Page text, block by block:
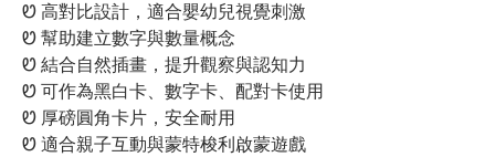
Ꮼ 高對比設計，適合嬰幼兒視覺刺激
Ꮼ 幫助建立數字與數量概念
Ꮼ 結合自然插畫，提升觀察與認知力
Ꮼ 可作為黑白卡、數字卡、配對卡使用
Ꮼ 厚磅圓角卡片，安全耐用
Ꮼ 適合親子互動與蒙特梭利啟蒙遊戲